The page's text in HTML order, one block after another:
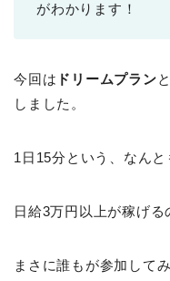
がわかります！
今回は ドリームプラン
しました。
1日15分という、なん
日給3万円以上が稼げる
まさに誰もが参加して